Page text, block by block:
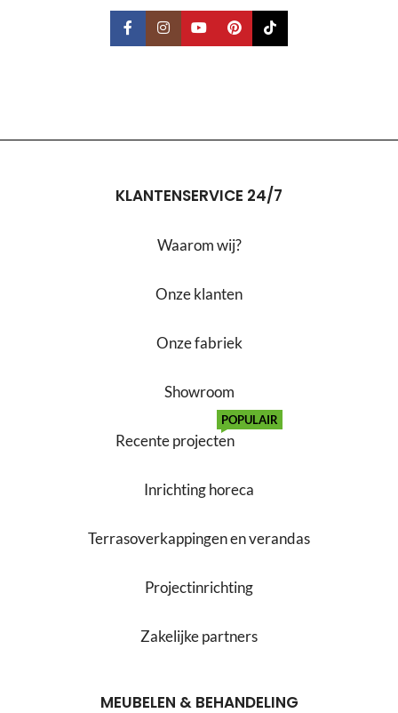
KLANTENSERVICE 24/7
Waarom wij?
Onze klanten
Onze fabriek
Showroom
Recente projecten
POPULAIR
Inrichting horeca
Terrasoverkappingen en verandas
Projectinrichting
Zakelijke partners
MEUBELEN & BEHANDELING